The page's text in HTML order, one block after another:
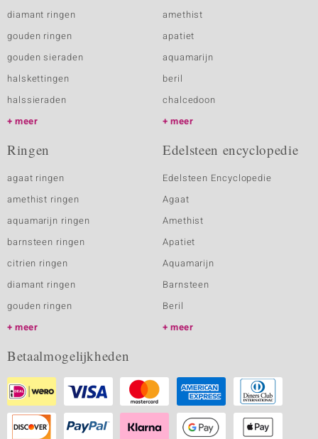
diamant ringen
gouden ringen
gouden sieraden
halskettingen
halssieraden
meer
amethist
apatiet
aquamarijn
beril
chalcedoon
meer
Ringen
agaat ringen
amethist ringen
aquamarijn ringen
barnsteen ringen
citrien ringen
diamant ringen
gouden ringen
meer
Edelsteen encyclopedie
Edelsteen Encyclopedie
Agaat
Amethist
Apatiet
Aquamarijn
Barnsteen
Beril
meer
Betaalmogelijkheden